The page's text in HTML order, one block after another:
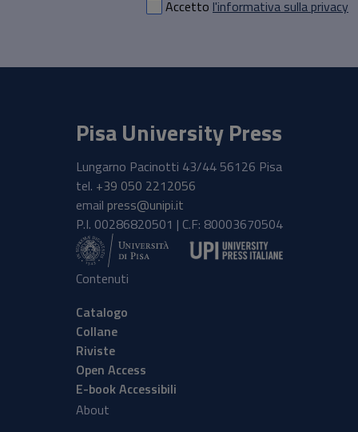
Accetto l'informativa sulla privacy
Pisa University Press
Lungarno Pacinotti 43/44 56126 Pisa
tel. +39 050 2212056
email press@unipi.it
P.I. 00286820501 | C.F: 80003670504
Contenuti
Catalogo
Collane
Riviste
Open Access
E-book Accessibili
About